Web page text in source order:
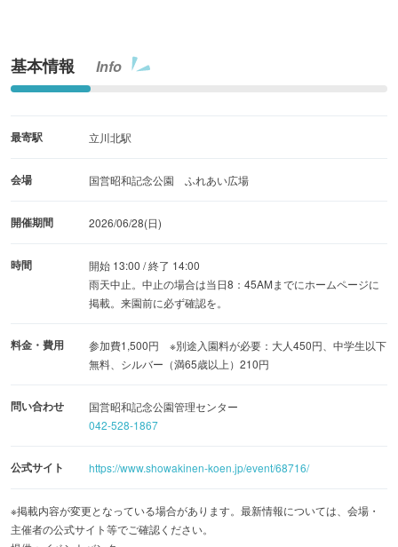
基本情報 Info
最寄駅 立川北駅
会場 国営昭和記念公園 ふれあい広場
開催期間 2026/06/28(日)
時間
開始 13:00 / 終了 14:00
雨天中止。中止の場合は当日8：45AMまでにホームページに
掲載。来園前に必ず確認を。
料金・費用
参加費1,500円 ※別途入園料が必要：大人450円、中学生以下
無料、シルバー（満65歳以上）210円
問い合わせ
国営昭和記念公園管理センター
042-528-1867
公式サイト https://www.showakinen-koen.jp/event/68716/
※掲載内容が変更となっている場合があります。最新情報については、会場・
主催者の公式サイト等でご確認ください。